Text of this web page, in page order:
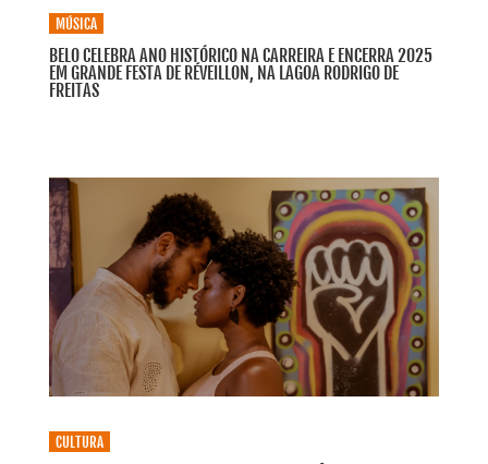
MÚSICA
BELO CELEBRA ANO HISTÓRICO NA CARREIRA E ENCERRA 2025
EM GRANDE FESTA DE RÉVEILLON, NA LAGOA RODRIGO DE
FREITAS
CULTURA